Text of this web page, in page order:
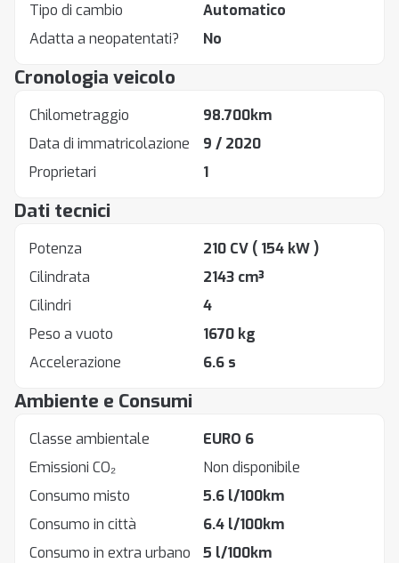
Tipo di cambio
Automatico
Adatta a neopatentati?
No
Cronologia veicolo
Chilometraggio
98.700km
Data di immatricolazione
9 / 2020
Proprietari
1
Dati tecnici
Potenza 210 CV ( 154 kW )
Cilindrata
2143 cm³
Cilindri
4
Peso a vuoto
1670 kg
Accelerazione
6.6 s
Ambiente e Consumi
Classe ambientale
EURO 6
Emissioni CO₂
Non disponibile
Consumo misto
5.6 l/100km
Consumo in città
6.4 l/100km
Consumo in extra urbano
5 l/100km